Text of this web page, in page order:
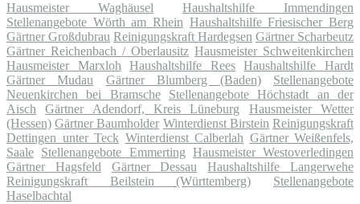
Hausmeister Waghäusel
Haushaltshilfe Immendingen
Stellenangebote Wörth am Rhein Haushaltshilfe Friesischer Berg
Gärtner Großdubrau Reinigungskraft Hardegsen Gärtner Scharbeutz
Gärtner Reichenbach / Oberlausitz Hausmeister Schweitenkirchen
Hausmeister Marxloh
Haushaltshilfe Rees
Haushaltshilfe Hardt
Gärtner Mudau
Gärtner Blumberg (Baden)
Stellenangebote
Neuenkirchen bei Bramsche
Stellenangebote Höchstadt an der
Aisch
Gärtner Adendorf, Kreis Lüneburg
Hausmeister Wetter
(Hessen) Gärtner Baumholder Winterdienst Birstein Reinigungskraft
Dettingen unter Teck Winterdienst Calberlah Gärtner Weißenfels,
Saale Stellenangebote Emmerting Hausmeister Westoverledingen
Gärtner Hagsfeld
Gärtner Dessau
Haushaltshilfe Langerwehe
Reinigungskraft Beilstein (Württemberg)
Stellenangebote
Haselbachtal